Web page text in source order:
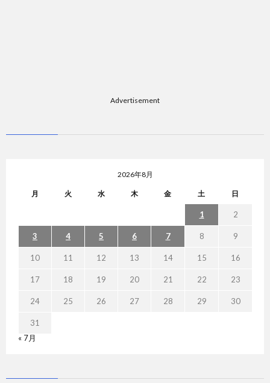
Advertisement
2026年8月
月 火 水 木 金 土 日
1 2
3 4 5 6 7 8 9
10 11 12 13 14 15 16
17 18 19 20 21 22 23
24 25 26 27 28 29 30
31
« 7月